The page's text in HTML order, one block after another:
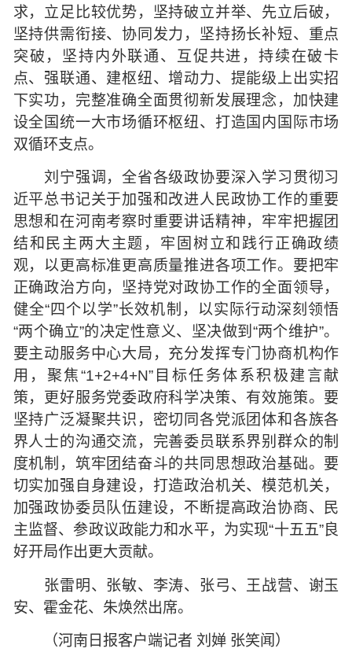
求，立足比较优势，坚持破立并举、先立后破，
坚持供需衔接、协同发力，坚持扬长补短、重点
突破，坚持内外联通、互促共进，持续在破卡
点、强联通、建枢纽、增动力、提能级上出实招
下实功，完整准确全面贯彻新发展理念，加快建
设全国统一大市场循环枢纽、打造国内国际市场
双循环支点。
刘宁强调，全省各级政协要深入学习贯彻习
近平总书记关于加强和改进人民政协工作的重要
思想和在河南考察时重要讲话精神，牢牢把握团
结和民主两大主题，牢固树立和践行正确政绩
观，以更高标准更高质量推进各项工作。要把牢
正确政治方向，坚持党对政协工作的全面领导，
健全“四个以学”长效机制，以实际行动深刻领悟
“两个确立”的决定性意义、坚决做到“两个维护”。
要主动服务中心大局，充分发挥专门协商机构作
用，聚焦“1+2+4+N”目标任务体系积极建言献
策，更好服务党委政府科学决策、有效施策。要
坚持广泛凝聚共识，密切同各党派团体和各族各
界人士的沟通交流，完善委员联系界别群众的制
度机制，筑牢团结奋斗的共同思想政治基础。要
切实加强自身建设，打造政治机关、模范机关，
加强政协委员队伍建设，不断提高政治协商、民
主监督、参政议政能力和水平，为实现“十五五”良
好开局作出更大贡献。
张雷明、张敏、李涛、张弓、王战营、谢玉
安、霍金花、朱焕然出席。
（河南日报客户端记者 刘婵 张笑闻）